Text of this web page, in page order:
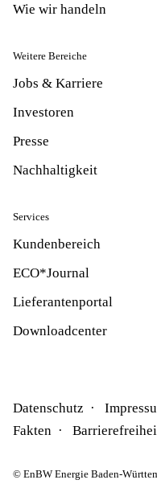
Wie wir handeln
Weitere Bereiche
Jobs & Karriere
Investoren
Presse
Nachhaltigkeit
Services
Kundenbereich
ECO*Journal
Lieferantenportal
Downloadcenter
Datenschutz
Fakten
© EnBW Energie Baden-